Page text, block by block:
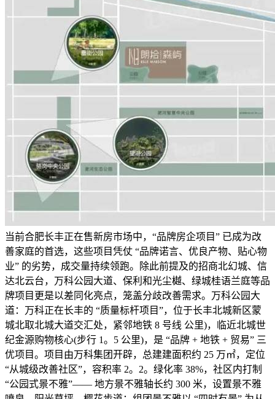
当前合肥长丰正在售新房市场中，“品牌房企项目” 已成为改
善家庭的首选，这些项目凭仗 “品牌诺言、优良产物、贴心物
业” 的劣势，成交量持续领跑。除此前提及的招商北幻城、信
达北云台，万科公园大道、保利和光尘樾、绿城桂语兰庭等品
牌项目更是以差同化亮点，笼盖分歧改善需求。万科公园大
道：万科正在长丰的 “质量标杆项目”，位于长丰北城新区蒙
城北取北城大道交汇处，紧邻地铁 8 号线 公里)，临近北城世
纪金源购物核心(步行 1。5 公里)，是 “品牌 + 地铁 + 贸易” 三
优项目。项目由万科集团开辟，总建建面积约 25 万㎡，定位
“从城级改善社区”，容积率 2。2。绿化率 38%，社区内打制
“公园式景不雅”—— 地方景不雅轴长约 300 米，设置景不雅